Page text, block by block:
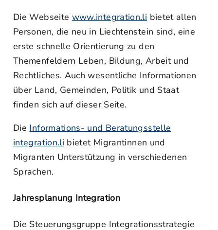
Die Webseite www.integration.li bietet allen
Personen, die neu in Liechtenstein sind, eine
erste schnelle Orientierung zu den
Themenfeldern Leben, Bildung, Arbeit und
Rechtliches. Auch wesentliche Informationen
über Land, Gemeinden, Politik und Staat
finden sich auf dieser Seite.
Die Informations- und Beratungsstelle
integration.li bietet Migrantinnen und
Migranten Unterstützung in verschiedenen
Sprachen.
Jahresplanung Integration
Die Steuerungsgruppe Integrationsstrategie